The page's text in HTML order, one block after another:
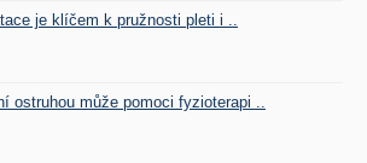
je klíčem k pružnosti pleti i ..
ostruhou může pomoci fyzioterapi ..